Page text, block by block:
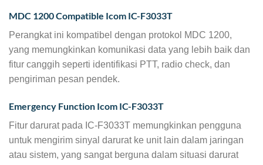
MDC 1200 Compatible Icom IC-F3033T
Perangkat ini kompatibel dengan protokol MDC 1200,
yang memungkinkan komunikasi data yang lebih baik dan
fitur canggih seperti identifikasi PTT, radio check, dan
pengiriman pesan pendek.
Emergency Function Icom IC-F3033T
Fitur darurat pada IC-F3033T memungkinkan pengguna
untuk mengirim sinyal darurat ke unit lain dalam jaringan
atau sistem, yang sangat berguna dalam situasi darurat